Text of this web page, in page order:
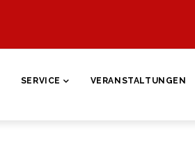
SERVICE VERANSTALTUNGEN